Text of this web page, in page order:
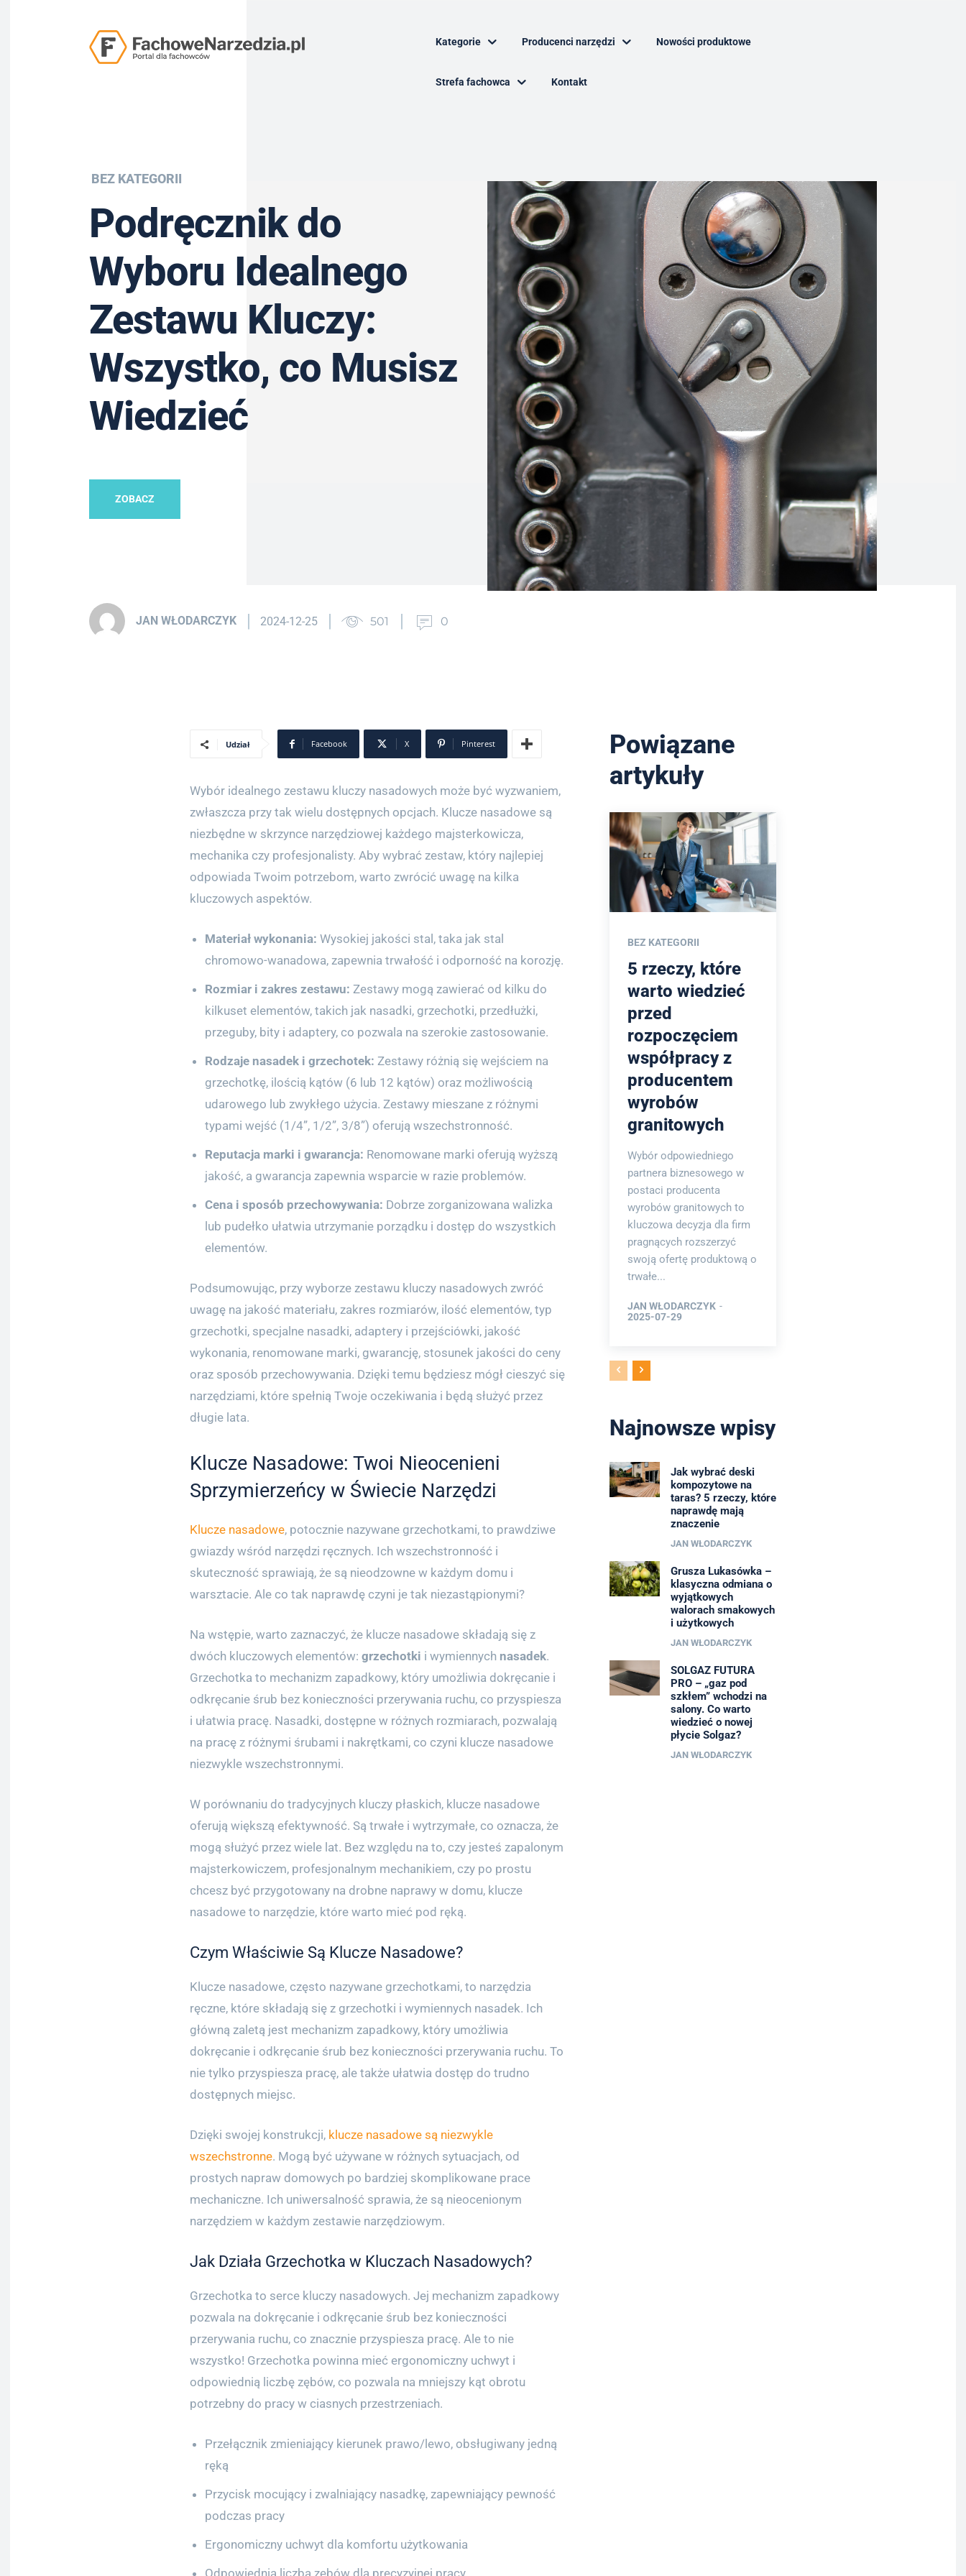
Kategorie Producenci narzędzi Nowości produktowe
Strefa fachowca Kontakt
BEZ KATEGORII
Podręcznik do
Wyboru Idealnego
Zestawu Kluczy:
Wszystko, co Musisz
Wiedzieć
ZOBACZ
JAN WŁODARCZYK 2024-12-25 501 0
Udział Facebook X Pinterest
Wybór idealnego zestawu kluczy nasadowych może być wyzwaniem,
zwłaszcza przy tak wielu dostępnych opcjach. Klucze nasadowe są
niezbędne w skrzynce narzędziowej każdego majsterkowicza,
mechanika czy profesjonalisty. Aby wybrać zestaw, który najlepiej
odpowiada Twoim potrzebom, warto zwrócić uwagę na kilka
kluczowych aspektów.
Materiał wykonania: Wysokiej jakości stal, taka jak stal
chromowo-wanadowa, zapewnia trwałość i odporność na korozję.
Rozmiar i zakres zestawu: Zestawy mogą zawierać od kilku do
kilkuset elementów, takich jak nasadki, grzechotki, przedłużki,
przeguby, bity i adaptery, co pozwala na szerokie zastosowanie.
Rodzaje nasadek i grzechotek: Zestawy różnią się wejściem na
grzechotkę, ilością kątów (6 lub 12 kątów) oraz możliwością
udarowego lub zwykłego użycia. Zestawy mieszane z różnymi
typami wejść (1/4”, 1/2”, 3/8”) oferują wszechstronność.
Reputacja marki i gwarancja: Renomowane marki oferują wyższą
jakość, a gwarancja zapewnia wsparcie w razie problemów.
Cena i sposób przechowywania: Dobrze zorganizowana walizka
lub pudełko ułatwia utrzymanie porządku i dostęp do wszystkich
elementów.
Podsumowując, przy wyborze zestawu kluczy nasadowych zwróć
uwagę na jakość materiału, zakres rozmiarów, ilość elementów, typ
grzechotki, specjalne nasadki, adaptery i przejściówki, jakość
wykonania, renomowane marki, gwarancję, stosunek jakości do ceny
oraz sposób przechowywania. Dzięki temu będziesz mógł cieszyć się
narzędziami, które spełnią Twoje oczekiwania i będą służyć przez
długie lata.
Klucze Nasadowe: Twoi Nieocenieni
Sprzymierzeńcy w Świecie Narzędzi
Klucze nasadowe, potocznie nazywane grzechotkami, to prawdziwe
gwiazdy wśród narzędzi ręcznych. Ich wszechstronność i
skuteczność sprawiają, że są nieodzowne w każdym domu i
warsztacie. Ale co tak naprawdę czyni je tak niezastąpionymi?
Na wstępie, warto zaznaczyć, że klucze nasadowe składają się z
dwóch kluczowych elementów: grzechotki i wymiennych nasadek.
Grzechotka to mechanizm zapadkowy, który umożliwia dokręcanie i
odkręcanie śrub bez konieczności przerywania ruchu, co przyspiesza
i ułatwia pracę. Nasadki, dostępne w różnych rozmiarach, pozwalają
na pracę z różnymi śrubami i nakrętkami, co czyni klucze nasadowe
niezwykle wszechstronnymi.
W porównaniu do tradycyjnych kluczy płaskich, klucze nasadowe
oferują większą efektywność. Są trwałe i wytrzymałe, co oznacza, że
mogą służyć przez wiele lat. Bez względu na to, czy jesteś zapalonym
majsterkowiczem, profesjonalnym mechanikiem, czy po prostu
chcesz być przygotowany na drobne naprawy w domu, klucze
nasadowe to narzędzie, które warto mieć pod ręką.
Czym Właściwie Są Klucze Nasadowe?
Klucze nasadowe, często nazywane grzechotkami, to narzędzia
ręczne, które składają się z grzechotki i wymiennych nasadek. Ich
główną zaletą jest mechanizm zapadkowy, który umożliwia
dokręcanie i odkręcanie śrub bez konieczności przerywania ruchu. To
nie tylko przyspiesza pracę, ale także ułatwia dostęp do trudno
dostępnych miejsc.
Dzięki swojej konstrukcji, klucze nasadowe są niezwykle
wszechstronne. Mogą być używane w różnych sytuacjach, od
prostych napraw domowych po bardziej skomplikowane prace
mechaniczne. Ich uniwersalność sprawia, że są nieocenionym
narzędziem w każdym zestawie narzędziowym.
Jak Działa Grzechotka w Kluczach Nasadowych?
Grzechotka to serce kluczy nasadowych. Jej mechanizm zapadkowy
pozwala na dokręcanie i odkręcanie śrub bez konieczności
przerywania ruchu, co znacznie przyspiesza pracę. Ale to nie
wszystko! Grzechotka powinna mieć ergonomiczny uchwyt i
odpowiednią liczbę zębów, co pozwala na mniejszy kąt obrotu
potrzebny do pracy w ciasnych przestrzeniach.
Przełącznik zmieniający kierunek prawo/lewo, obsługiwany jedną
ręką
Przycisk mocujący i zwalniający nasadkę, zapewniający pewność
podczas pracy
Ergonomiczny uchwyt dla komfortu użytkowania
Odpowiednia liczba zębów dla precyzyjnej pracy
Powiązane
artykuły
BEZ KATEGORII
5 rzeczy, które
warto wiedzieć
przed
rozpoczęciem
współpracy z
producentem
wyrobów
granitowych
Wybór odpowiedniego
partnera biznesowego w
postaci producenta
wyrobów granitowych to
kluczowa decyzja dla firm
pragnących rozszerzyć
swoją ofertę produktową o
trwałe...
JAN WŁODARCZYK -
2025-07-29
Najnowsze wpisy
Jak wybrać deski
kompozytowe na
taras? 5 rzeczy, które
naprawdę mają
znaczenie
JAN WŁODARCZYK
Grusza Lukasówka –
klasyczna odmiana o
wyjątkowych
walorach smakowych
i użytkowych
JAN WŁODARCZYK
SOLGAZ FUTURA
PRO – „gaz pod
szkłem” wchodzi na
salony. Co warto
wiedzieć o nowej
płycie Solgaz?
JAN WŁODARCZYK